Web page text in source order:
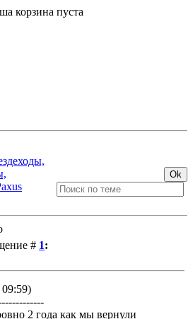
корзина пуста
# 1:
2 года как мы вернули